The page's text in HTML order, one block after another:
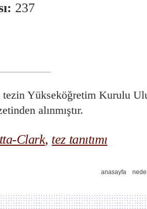
237
Yükseköğretim Kurulu
alınmıştır.
Clark, tez tanıtımı
anasayfa